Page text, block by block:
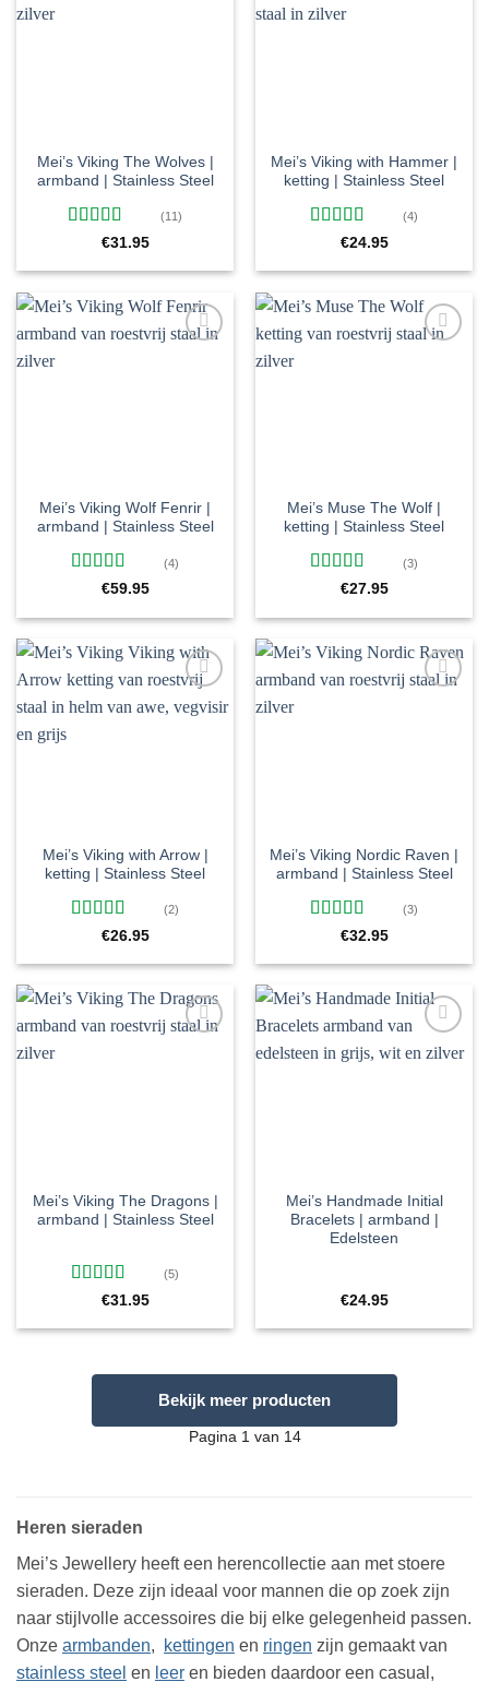
Mei’s Viking The Wolves |
armband | Stainless Steel
Gewaardeerd
(11)
€31.95
Mei’s Viking with Hammer |
ketting | Stainless Steel
Gewaardeerd
(4)
€24.95
Toevoegen
Mei’s Viking Wolf Fenrir |
armband | Stainless Steel
Gewaardeerd
(4)
€59.95
Toevoegen
Mei’s Muse The Wolf |
ketting | Stainless Steel
Gewaardeerd
(3)
€27.95
Toevoegen
aan
verlanglijst
Mei’s Viking with Arrow |
ketting | Stainless Steel
Gewaardeerd
(2)
€26.95
Toevoegen
Mei’s Viking Nordic Raven |
armband | Stainless Steel
Gewaardeerd
(3)
€32.95
Toevoegen
Mei’s Viking The Dragons |
armband | Stainless Steel
Gewaardeerd
(5)
€31.95
Toevoegen
aan
Mei’s Handmade Initial
Bracelets | armband |
Edelsteen
€24.95
Bekijk meer producten
Pagina 1 van 14
Heren sieraden
Mei’s Jewellery heeft een herencollectie aan met stoere
sieraden. Deze zijn ideaal voor mannen die op zoek zijn
naar stijlvolle accessoires die bij elke gelegenheid passen.
Onze armbanden, kettingen en ringen zijn gemaakt van
stainless steel en leer en bieden daardoor een casual,